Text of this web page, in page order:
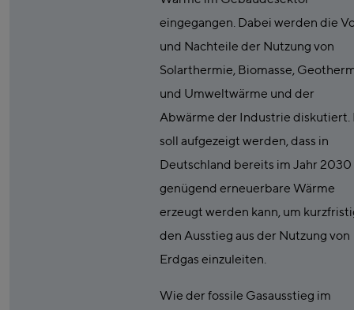
eingegangen. Dabei werden die
und Nachteile der Nutzung von
Solarthermie, Biomasse,
und Umweltwärme und der
Abwärme der Industrie diskutiert.
soll aufgezeigt werden, dass in
Deutschland bereits im Jahr 2030
genügend erneuerbare Wärme
erzeugt werden kann, um
den Ausstieg aus der Nutzung von
Erdgas einzuleiten.
Wie der fossile Gasausstieg im